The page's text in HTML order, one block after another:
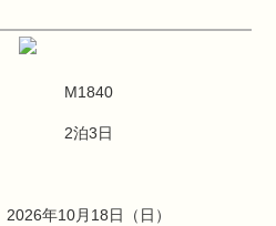
M1840
2泊3日
2026年10月18日（日）